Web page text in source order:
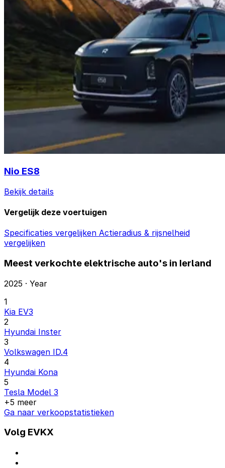
Nio ES8
Bekijk details
Vergelijk deze voertuigen
Specificaties vergelijken Actieradius & rijsnelheid
vergelijken
Meest verkochte elektrische auto's in Ierland
2025 · Year
1
Kia EV3
2
Hyundai Inster
3
Volkswagen ID.4
4
Hyundai Kona
5
Tesla Model 3
+5 meer
Ga naar verkoopstatistieken
Volg EVKX